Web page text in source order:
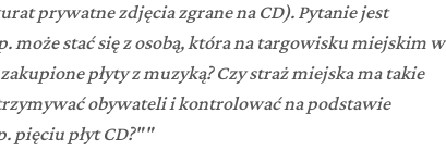
prywatne zdjęcia zgrane na CD). Pytanie jest
może stać się z osobą, która na targowisku miejskim w
płyty z muzyką? Czy straż miejska ma takie
obywateli i kontrolować na podstawie
pięciu płyt CD?""